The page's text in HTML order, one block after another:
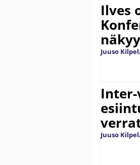
Ilves
Juuso
Juuso